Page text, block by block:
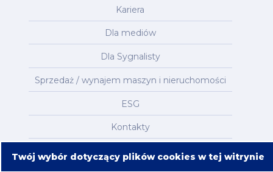
Kariera
Dla mediów
Dla Sygnalisty
Sprzedaż / wynajem maszyn i nieruchomości
ESG
Kontakty
Mapa serwisu
Twój wybór dotyczący plików cookies w tej witrynie